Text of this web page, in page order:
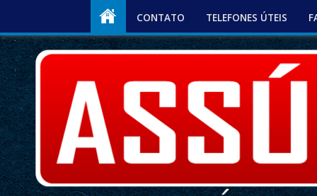
CONTATO TELEFONES ÚTEIS